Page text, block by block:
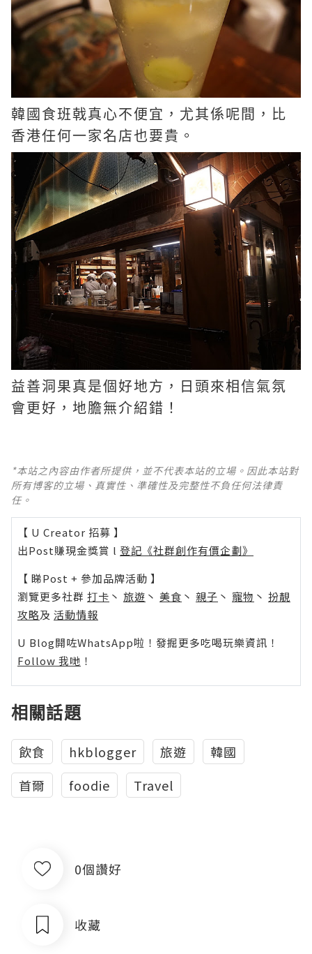
韓國食班戟真心不便宜，尤其係呢間，比
香港任何一家名店也要貴。
益善洞果真是個好地方，日頭來相信氣氛
會更好，地膽無介紹錯！
*本站之內容由作者所提供，並不代表本站的立場。因此本站對
所有博客的立場、真實性、準確性及完整性不負任何法律責
任。
【 U Creator 招募 】
出Post賺現金獎賞 l 登記《社群創作有價企劃》
【 睇Post + 參加品牌活動 】
瀏覽更多社群 打卡 丶 旅遊 丶 美食 丶 親子 丶 寵物 丶 扮靚
攻略及 活動情報
U Blog開咗WhatsApp啦！發掘更多吃喝玩樂資訊！
Follow 我哋 ！
相關話題
飲食 hkblogger 旅遊
韓國
首爾
foodie Travel
0個讚好
收藏